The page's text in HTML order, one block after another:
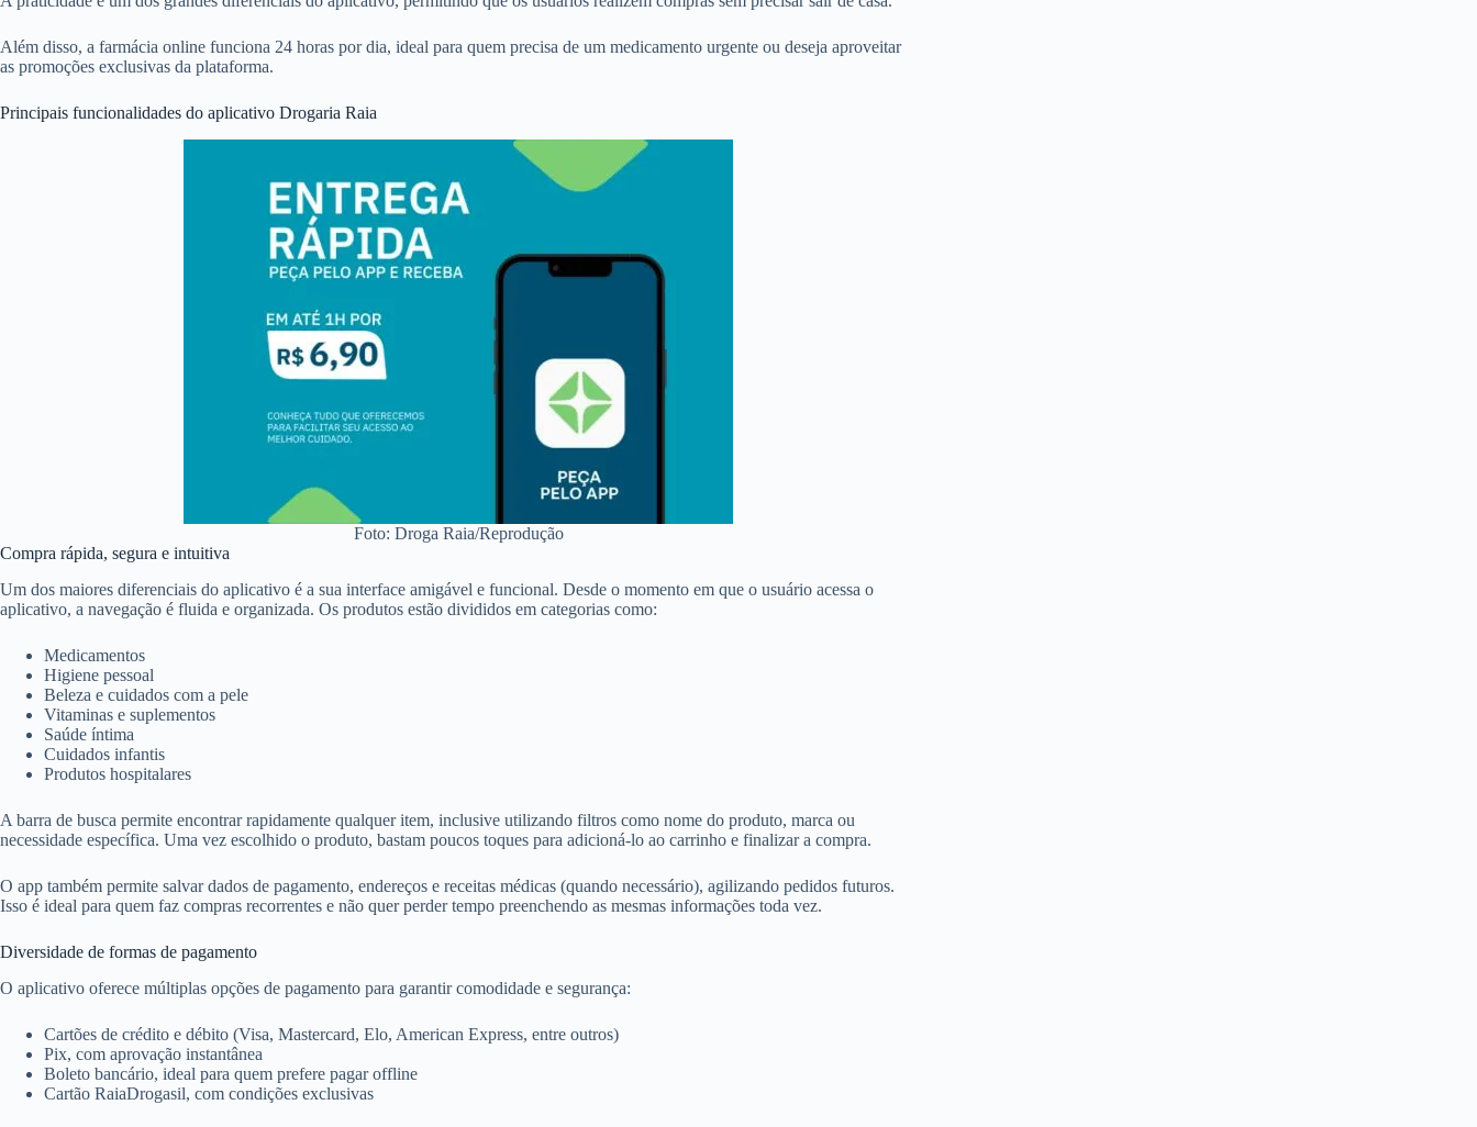
Além disso, a farmácia online funciona 24 horas por dia, ideal para quem precisa de um medicamento urgente ou deseja aproveitar
as promoções exclusivas da plataforma.
Principais funcionalidades do aplicativo Drogaria Raia
Foto: Droga Raia/Reprodução
Compra rápida, segura e intuitiva
Um dos maiores diferenciais do aplicativo é a sua interface amigável e funcional. Desde o momento em que o usuário acessa o
aplicativo, a navegação é fluida e organizada. Os produtos estão divididos em categorias como:
Medicamentos
Higiene pessoal
Beleza e cuidados com a pele
Vitaminas e suplementos
Saúde íntima
Cuidados infantis
Produtos hospitalares
A barra de busca permite encontrar rapidamente qualquer item, inclusive utilizando filtros como nome do produto, marca ou
necessidade específica. Uma vez escolhido o produto, bastam poucos toques para adicioná-lo ao carrinho e finalizar a compra.
O app também permite salvar dados de pagamento, endereços e receitas médicas (quando necessário), agilizando pedidos futuros.
Isso é ideal para quem faz compras recorrentes e não quer perder tempo preenchendo as mesmas informações toda vez.
Diversidade de formas de pagamento
O aplicativo oferece múltiplas opções de pagamento para garantir comodidade e segurança:
Cartões de crédito e débito (Visa, Mastercard, Elo, American Express, entre outros)
Pix, com aprovação instantânea
Boleto bancário, ideal para quem prefere pagar offline
Cartão RaiaDrogasil, com condições exclusivas